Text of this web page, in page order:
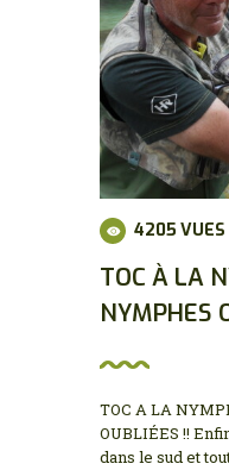
4205 VUES
TOC À LA
NYMPHES
TOC A LA
OUBLIÉES !!
dans le sud et